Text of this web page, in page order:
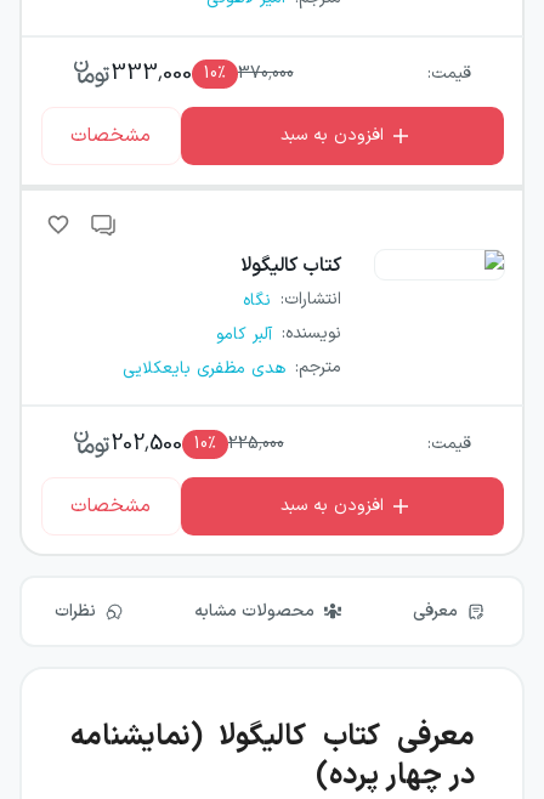
قیمت: 370,000
10٪ 333,000
افزودن به سبد مشخصات
کتاب کالیگولا
انتشارات: نگاه
نویسنده: آلبر کامو
مترجم: هدی مظفری بایعکلایی
قیمت: 225,000
10٪ 202,500
افزودن به سبد مشخصات
معرفی محصولات مشابه نظرات
معرفی کتاب کالیگولا (نمایشنامه
در چهار پرده)